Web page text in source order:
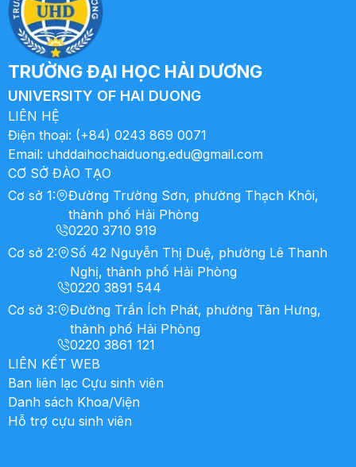
TRƯỜNG ĐẠI HỌC HẢI DƯƠNG
UNIVERSITY OF HAI DUONG
LIÊN HỆ
Điện thoại: (+84) 0243 869 0071
Email: uhddaihochaiduong.edu@gmail.com
CƠ SỞ ĐÀO TẠO
Cơ sở 1:
Đường Trường Sơn, phường Thạch Khôi,
thành phố Hải Phòng
0220 3710 919
Cơ sở 2:
Số 42 Nguyễn Thị Duệ, phường Lê Thanh
Nghị, thành phố Hải Phòng
0220 3891 544
Cơ sở 3:
Đường Trần Ích Phát, phường Tân Hưng,
thành phố Hải Phòng
0220 3861 121
LIÊN KẾT WEB
Ban liên lạc Cựu sinh viên
Danh sách Khoa/Viện
Hỗ trợ cựu sinh viên